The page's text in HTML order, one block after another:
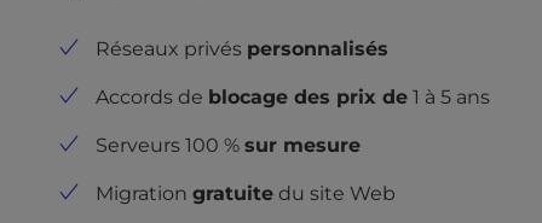
Réseaux privés personnalisés
Accords de blocage des prix de 1 à 5 ans
Serveurs 100 % sur mesure
Migration gratuite du site Web